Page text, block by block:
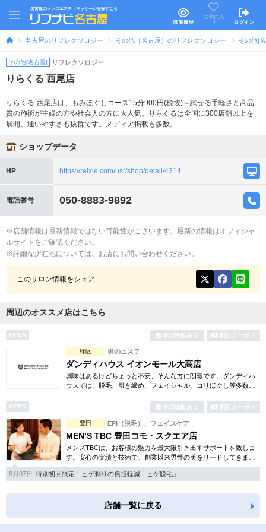
名古屋のメンズエステ・マッサージを探すなら
閲覧履歴
お気に入
り
ログイン
名古屋のリフレクソロジー その他［名古屋］のリフレクソロジー その他[
その他[名古屋] リフレクソロジー
りらくる 西尾店
りらくる 西尾店は、もみほぐしコース15分900円(税抜)～試せる手軽さと高品
質の施術が主婦の方や社会人の方に大人気。りらくるは全国に300店舗以上を
展開、通いやすさも抜群です。メディア掲載も多数。
ショップデータ
HP https://relxle.com/usr/shop/detail/4314
電話番号 050-8883-9892
※店舗情報は最新情報ではない可能性がございます。最新の情報はオフィシャ
ルサイトをご確認ください。
※詳細な所在地については、お店にお問い合わせください。
このサロン情報をシェア
周辺のオススメ店はこちら
OPEN 本日出勤あり 割引クーポン
緑区 男のエステ
ダンディハウス イオンモール大高店
興味はあるけどちょっと不安、そんな方に朗報です。ダンディハ
ウスでは、脱毛、引き締め、フェイシャル、コリほぐし等多数の
OPEN 本日出勤あり 割引クーポン
豊田 EPI（脱毛）、フェイスケア
MEN’S TBC 豊田コモ・スクエア店
メンズTBCは、お客様の魅力を最大限引き出すサポートを致しま
す。安心の実績と技術で、創業以来男性の美をリードしてきまし
た。人気のメンズ脱毛をはじめ、フェイシャルケア、引き締め等
お得な体験コースも多数。
8月07日 特別初回限定！ヒゲ剃りの負担軽減「ヒゲ脱毛」
店舗一覧に戻る